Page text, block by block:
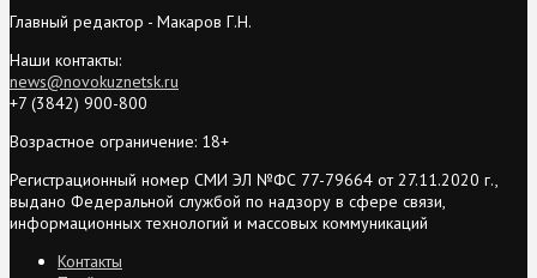
Главный редактор - Макаров Г.Н.
Наши контакты:
news@novokuznetsk.ru
+7 (3842) 900-800
Возрастное ограничение: 18+
Регистрационный номер СМИ ЭЛ №ФС 77-79664 от 27.11.2020 г.,
выдано Федеральной службой по надзору в сфере связи,
информационных технологий и массовых коммуникаций
Контакты